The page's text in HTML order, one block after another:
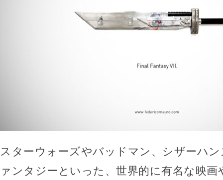
スターウォーズやバッドマン、シザーハ
ァンタジーといった、世界的に有名な映